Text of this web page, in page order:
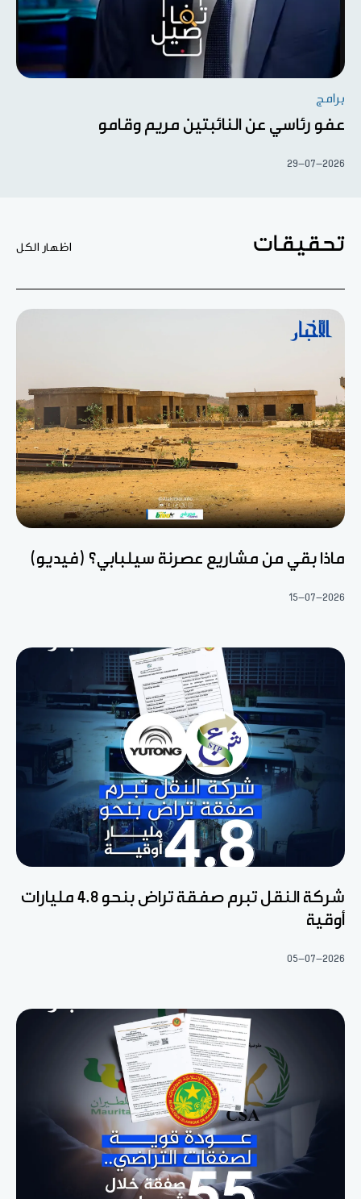
برامج
عفو رئاسي عن النائبتين مريم وقامو
29-07-2026
تحقيقات اظهار الكل
ماذا بقي من مشاريع عصرنة سيلبابي؟ (فيديو)
15-07-2026
شركة النقل تبرم صفقة تراض بنحو 4.8 مليارات
أوقية
05-07-2026